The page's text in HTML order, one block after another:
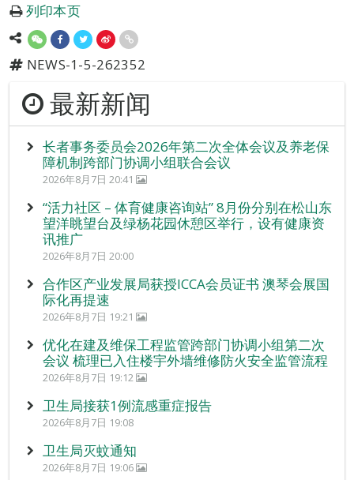
列印本页
NEWS-1-5-262352
最新新闻
长者事务委员会2026年第二次全体会议及养老保
障机制跨部门协调小组联合会议
2026年8月7日 20:41
“活力社区 – 体育健康咨询站” 8月份分别在松山东
望洋眺望台及绿杨花园休憩区举行，设有健康资
讯推广
2026年8月7日 20:00
合作区产业发展局获授ICCA会员证书 澳琴会展国
际化再提速
2026年8月7日 19:21
优化在建及维保工程监管跨部门协调小组第二次
会议 梳理已入住楼宇外墙维修防火安全监管流程
2026年8月7日 19:12
卫生局接获1例流感重症报告
2026年8月7日 19:08
卫生局灭蚊通知
2026年8月7日 19:06